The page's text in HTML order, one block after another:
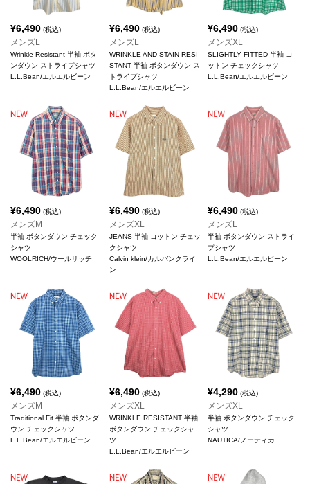
¥6,490 (税込)
メンズL
Wrinkle Resistant 半袖 ボタ
ンダウン ストライプシャツ
L.L.Bean/エルエルビーン
¥6,490(税込)
メンズL
WRINKLE AND STAIN RESI
STANT 半袖 ボタンダウン ス
トライプシャツ
L.L.Bean/エルエルビーン
¥6,490 (税込)
メンズXL
SLIGHTLY FITTED 半袖 コ
ットン チェックシャツ
L.L.Bean/エルエルビーン
¥6,490 (税込)
メンズM
半袖 ボタンダウン チェック
シャツ
WOOLRICH/ウールリッチ
¥6,490(税込)
メンズXL
JEANS 半袖 コットン チェッ
クシャツ
Calvin klein/カルバンクライ
ン
¥6,490 (税込)
メンズL
半袖 ボタンダウン ストライ
プシャツ
L.L.Bean/エルエルビーン
¥6,490 (税込)
メンズM
Traditional Fit 半袖 ボタンダ
ウン チェックシャツ
L.L.Bean/エルエルビーン
¥6,490(税込)
メンズXL
WRINKLE RESISTANT 半袖
ボタンダウン チェックシャ
ツ
L.L.Bean/エルエルビーン
¥4,290 (税込)
メンズXL
半袖 ボタンダウン チェック
シャツ
NAUTICA/ノーティカ